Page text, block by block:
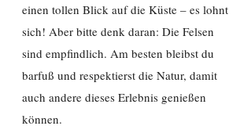
einen tollen Blick auf die Küste – es lohnt
sich! Aber bitte denk daran: Die Felsen
sind empfindlich. Am besten bleibst du
barfuß und respektierst die Natur, damit
auch andere dieses Erlebnis genießen
können.